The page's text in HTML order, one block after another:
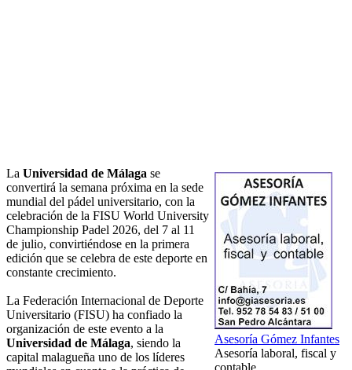
Asesoría Gómez Infantes
Asesoría laboral, fiscal y
La Universidad de Málaga se
convertirá la semana próxima en la sede
mundial del pádel universitario, con la
celebración de la FISU World University
Championship Padel 2026, del 7 al 11
de julio, convirtiéndose en la primera
edición que se celebra de este deporte en
constante crecimiento.
La Federación Internacional de Deporte
Universitario (FISU) ha confiado la
organización de este evento a la
Universidad de Málaga, siendo la
capital malagueña uno de los líderes